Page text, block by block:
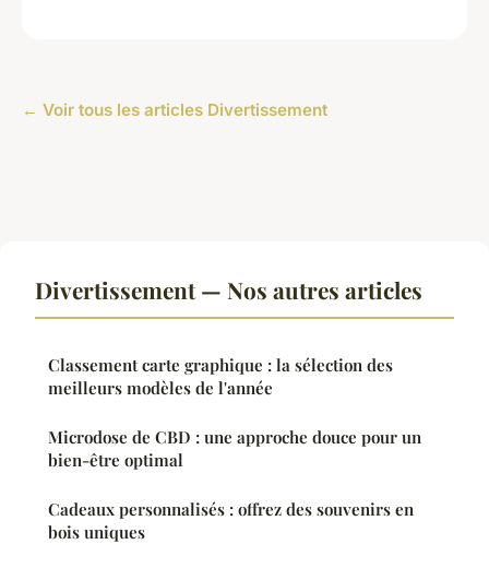
← Voir tous les articles Divertissement
Divertissement — Nos autres articles
Classement carte graphique : la sélection des
meilleurs modèles de l'année
Microdose de CBD : une approche douce pour un
bien-être optimal
Cadeaux personnalisés : offrez des souvenirs en
bois uniques